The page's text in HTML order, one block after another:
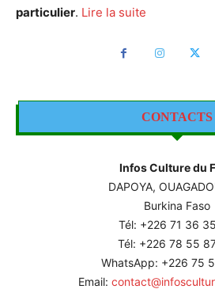
particulier. Lire la suite
CONTACTS
Infos Culture du
DAPOYA,
Burkina Faso
Tél: +226 71 36
Tél: +226 78 55
WhatsApp: +226 75
Email: